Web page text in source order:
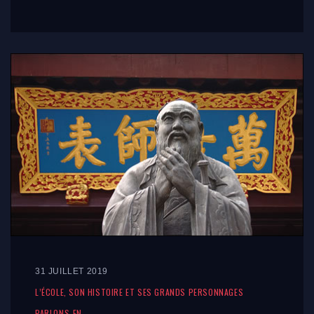
31 JUILLET 2019
L’ÉCOLE, SON HISTOIRE ET SES GRANDS PERSONNAGES